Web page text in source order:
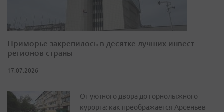
Приморье закрепилось в десятке лучших инвест-
регионов страны
17.07.2026
От уютного двора до горнолыжного
курорта: как преображается Арсеньев